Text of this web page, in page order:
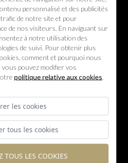
personnalisé et des publicités
de notre site et pour
de nos visiteurs. En naviguant sur
à notre utilisation des
de suivi. Pour obtenir plus
comment et pourquoi nous
pouvez modifier vos
politique relative aux cookies
les cookies
tous les cookies
TOUS LES COOKIES